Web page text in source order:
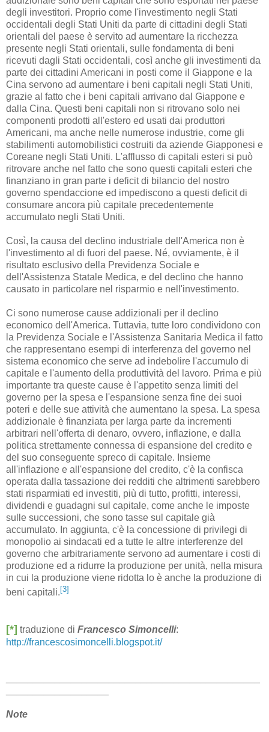
degli investitori. Proprio come l'investimento negli Stati
occidentali degli Stati Uniti da parte di cittadini degli Stati
orientali del paese è servito ad aumentare la ricchezza
presente negli Stati orientali, sulle fondamenta di beni
ricevuti dagli Stati occidentali, così anche gli investimenti da
parte dei cittadini Americani in posti come il Giappone e la
Cina servono ad aumentare i beni capitali negli Stati Uniti,
grazie al fatto che i beni capitali arrivano dal Giappone e
dalla Cina. Questi beni capitali non si ritrovano solo nei
componenti prodotti all'estero ed usati dai produttori
Americani, ma anche nelle numerose industrie, come gli
stabilimenti automobilistici costruiti da aziende Giapponesi e
Coreane negli Stati Uniti. L'afflusso di capitali esteri si può
ritrovare anche nel fatto che sono questi capitali esteri che
finanziano in gran parte i deficit di bilancio del nostro
governo spendaccione ed impediscono a questi deficit di
consumare ancora più capitale precedentemente
accumulato negli Stati Uniti.
Così, la causa del declino industriale dell'America non è
l'investimento al di fuori del paese. Né, ovviamente, è il
risultato esclusivo della Previdenza Sociale e
dell'Assistenza Statale Medica, e del declino che hanno
causato in particolare nel risparmio e nell'investimento.
Ci sono numerose cause addizionali per il declino
economico dell'America. Tuttavia, tutte loro condividono con
la Previdenza Sociale e l'Assistenza Sanitaria Medica il fatto
che rappresentano esempi di interferenza del governo nel
sistema economico che serve ad indebolire l'accumulo di
capitale e l'aumento della produttività del lavoro. Prima e più
importante tra queste cause è l'appetito senza limiti del
governo per la spesa e l'espansione senza fine dei suoi
poteri e delle sue attività che aumentano la spesa. La spesa
addizionale è finanziata per larga parte da incrementi
arbitrari nell'offerta di denaro, ovvero, inflazione, e dalla
politica strettamente connessa di espansione del credito e
del suo conseguente spreco di capitale. Insieme
all'inflazione e all'espansione del credito, c'è la confisca
operata dalla tassazione dei redditi che altrimenti sarebbero
stati risparmiati ed investiti, più di tutto, profitti, interessi,
dividendi e guadagni sul capitale, come anche le imposte
sulle successioni, che sono tasse sul capitale già
accumulato. In aggiunta, c'è la concessione di privilegi di
monopolio ai sindacati ed a tutte le altre interferenze del
governo che arbitrariamente servono ad aumentare i costi di
produzione ed a ridurre la produzione per unità, nella misura
in cui la produzione viene ridotta lo è anche la produzione di
beni capitali.[3]
[*] traduzione di Francesco Simoncelli:
http://francescosimoncelli.blogspot.it/
Note